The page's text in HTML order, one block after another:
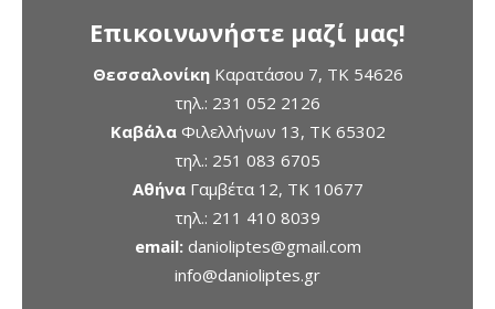
Επικοινωνήστε μαζί μας!
ΘεσσαλονίκηΚαρατάσου 7, TK 54626
τηλ.: 231 052 2126
ΚαβάλαΦιλελλήνων 13, ΤΚ 65302
τηλ.: 251 083 6705
ΑθήναΓαμβέτα 12, ΤΚ 10677
τηλ.: 211 410 8039
email: danioliptes@gmail.com
info@danioliptes.gr